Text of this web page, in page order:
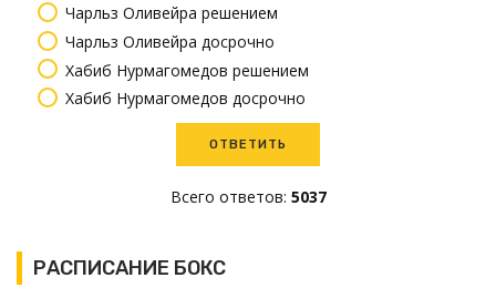
Чарльз Оливейра решением
Чарльз Оливейра досрочно
Хабиб Нурмагомедов решением
Хабиб Нурмагомедов досрочно
Всего ответов: 5037
РАСПИСАНИЕ БОКС